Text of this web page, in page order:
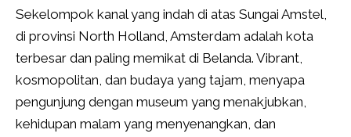
Sekelompok kanal yang indah di atas Sungai Amstel,
di provinsi North Holland, Amsterdam adalah kota
terbesar dan paling memikat di Belanda. Vibrant,
kosmopolitan, dan budaya yang tajam, menyapa
pengunjung dengan museum yang menakjubkan,
kehidupan malam yang menyenangkan, dan